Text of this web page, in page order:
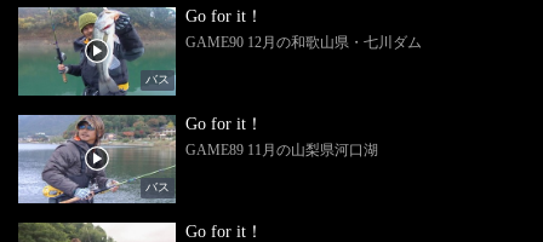
バス
Go for it！
GAME90 12月の和歌山県・七川ダム
バス
Go for it！
GAME89 11月の山梨県河口湖
Go for it！